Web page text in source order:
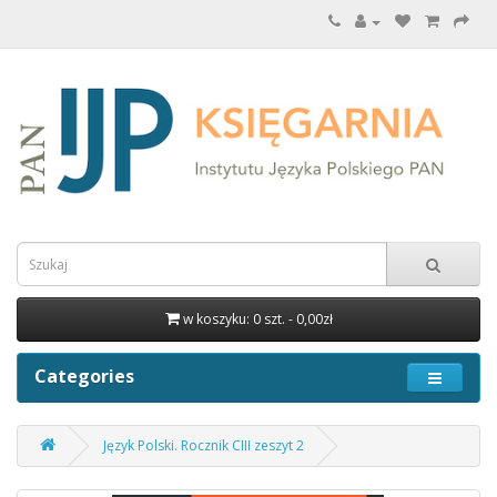
w koszyku: 0 szt. - 0,00zł
Categories
Język Polski. Rocznik CIII zeszyt 2